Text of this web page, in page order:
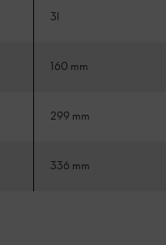
3l
160 mm
299 mm
336 mm